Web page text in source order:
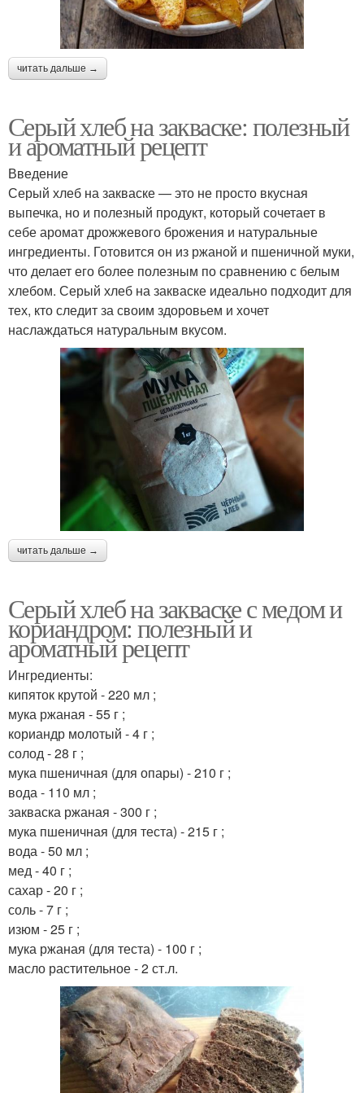
читать дальше →
Серый хлеб на закваске: полезный
и ароматный рецепт
Введение
Серый хлеб на закваске — это не просто вкусная
выпечка, но и полезный продукт, который сочетает в
себе аромат дрожжевого брожения и натуральные
ингредиенты. Готовится он из ржаной и пшеничной муки,
что делает его более полезным по сравнению с белым
хлебом. Серый хлеб на закваске идеально подходит для
тех, кто следит за своим здоровьем и хочет
наслаждаться натуральным вкусом.
читать дальше →
Серый хлеб на закваске с медом и
кориандром: полезный и
ароматный рецепт
Ингредиенты:
кипяток крутой - 220 мл ;
мука ржаная - 55 г ;
кориандр молотый - 4 г ;
солод - 28 г ;
мука пшеничная (для опары) - 210 г ;
вода - 110 мл ;
закваска ржаная - 300 г ;
мука пшеничная (для теста) - 215 г ;
вода - 50 мл ;
мед - 40 г ;
сахар - 20 г ;
соль - 7 г ;
изюм - 25 г ;
мука ржаная (для теста) - 100 г ;
масло растительное - 2 ст.л.